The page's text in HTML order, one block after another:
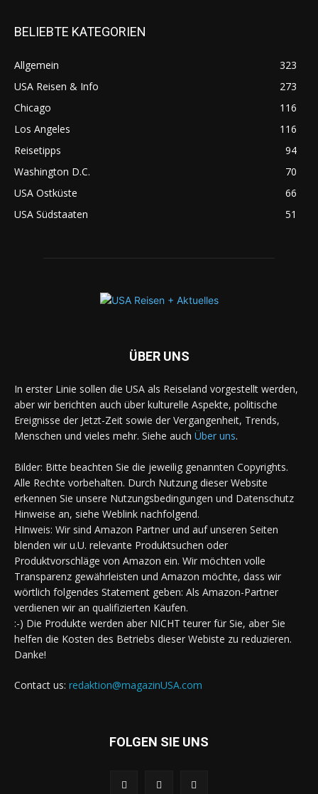
BELIEBTE KATEGORIEN
Allgemein
323
USA Reisen & Info
273
Chicago
116
Los Angeles
116
Reisetipps
94
Washington D.C.
70
USA Ostküste
66
USA Südstaaten
51
ÜBER UNS
In erster Linie sollen die USA als Reiseland vorgestellt werden,
aber wir berichten auch über kulturelle Aspekte, politische
Ereignisse der Jetzt-Zeit sowie der Vergangenheit, Trends,
Menschen und vieles mehr. Siehe auch Über uns.
Bilder: Bitte beachten Sie die jeweilig genannten Copyrights.
Alle Rechte vorbehalten. Durch Nutzung dieser Website
erkennen Sie unsere Nutzungsbedingungen und Datenschutz
Hinweise an, siehe Weblink nachfolgend.
HInweis: Wir sind Amazon Partner und auf unseren Seiten
blenden wir u.U. relevante Produktsuchen oder
Produktvorschläge von Amazon ein. Wir möchten volle
Transparenz gewährleisten und Amazon möchte, dass wir
wörtlich folgendes Statement geben: Als Amazon-Partner
verdienen wir an qualifizierten Käufen.
:-) Die Produkte werden aber NICHT teurer für Sie, aber Sie
helfen die Kosten des Betriebs dieser Webiste zu reduzieren.
Danke!
Contact us: redaktion@magazinUSA.com
FOLGEN SIE UNS